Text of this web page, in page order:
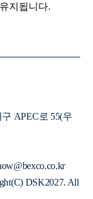
지됩니다.
APEC로 55(우
DSK2027. All